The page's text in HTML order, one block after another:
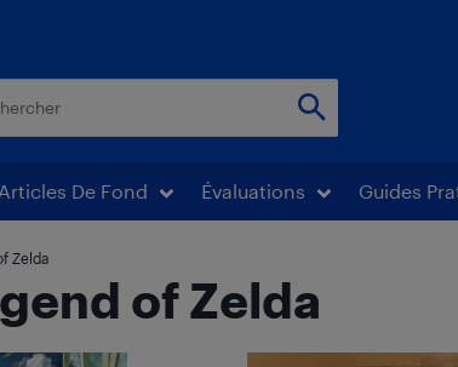
Articles De Fond Évaluations Guides
Zelda
of Zelda